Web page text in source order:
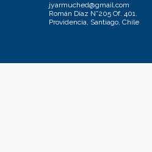
jyarmuched@gmail.com
Román Díaz N°205 Of. 401.
Providencia, Santiago, Chile